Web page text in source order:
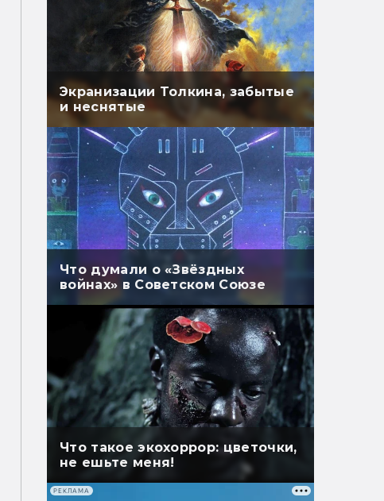
Экранизации Толкина, забытые
и неснятые
Что думали о «Звёздных
войнах» в Советском Союзе
Что такое экохоррор: цветочки,
не ешьте меня!
РЕКЛАМА